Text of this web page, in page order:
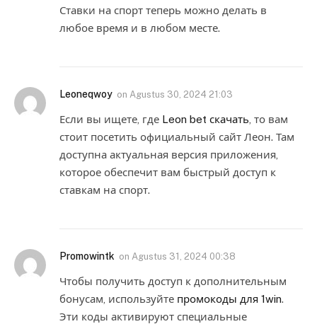
Ставки на спорт теперь можно делать в
любое время и в любом месте.
Leoneqwoy on Agustus 30, 2024 21:03
Если вы ищете, где Leon bet скачать , то вам
стоит посетить официальный сайт Леон. Там
доступна актуальная версия приложения,
которое обеспечит вам быстрый доступ к
ставкам на спорт.
Promowintk on Agustus 31, 2024 00:38
Чтобы получить доступ к дополнительным
бонусам, используйте промокоды для 1win.
Эти коды активируют специальные